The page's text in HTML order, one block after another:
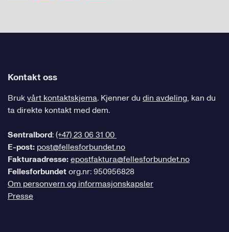
Kontakt oss
Brukvårt kontaktskjema. Kjenner du din avdeling, kan du
ta direkte kontakt med dem.
Sentralbord:(+47) 23 06 31 00
E-post: post@fellesforbundet.no
Fakturaadresse:epostfaktura@fellesforbundet.no
Fellesforbundetorg.nr: 950956828
Om personvern og informasjonskapsler
Presse